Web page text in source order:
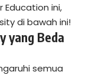
Education ini,
di bawah ini!
yang Beda
semua